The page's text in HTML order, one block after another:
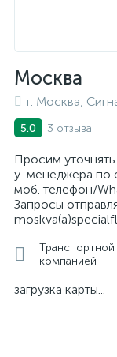
Москва
г. Москва,
5.0 3 отзыва
Просим
у менеджера по
моб. телефон/
Запросы
Транспортной
компанией
загрузка карты...